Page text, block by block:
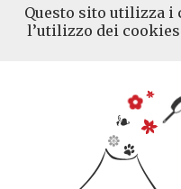
Questo sito utilizza i
l’utilizzo dei